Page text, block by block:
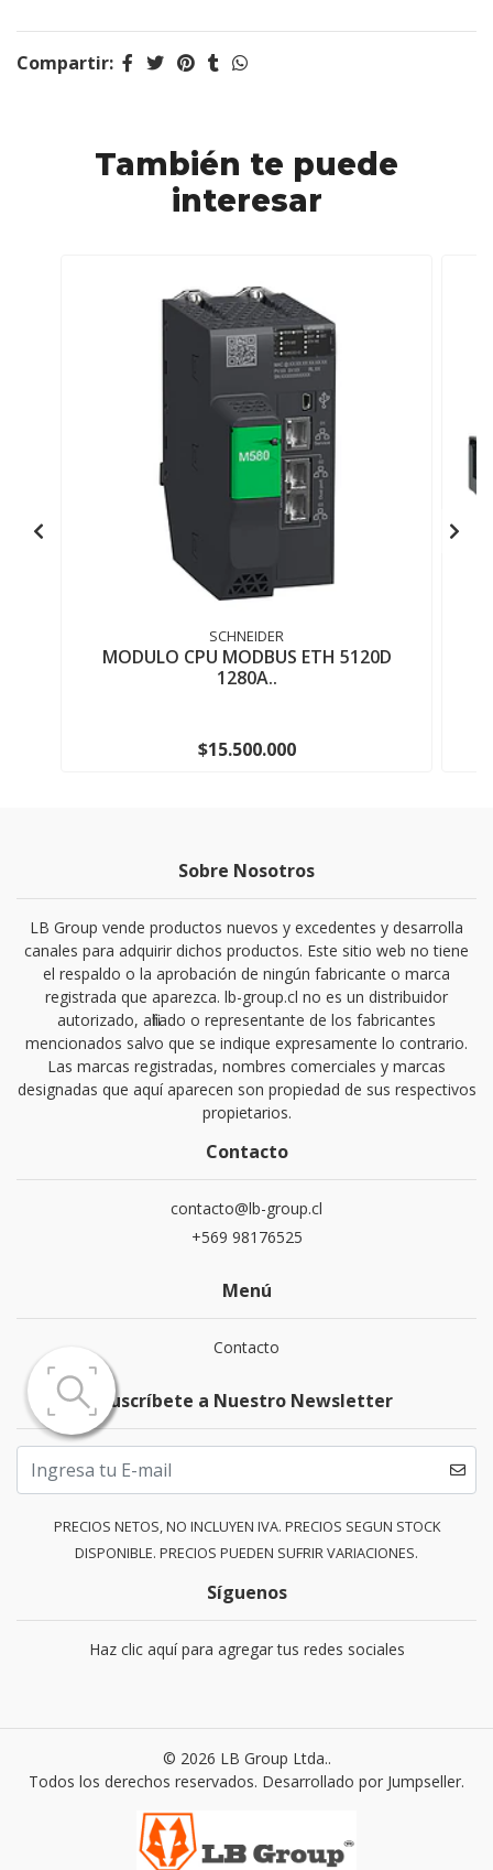
Compartir:
También te puede
interesar
SCHNEIDER
MODULO CPU MODBUS ETH 5120D
1280A..
$15.500.000
Sobre Nosotros
LB Group vende productos nuevos y excedentes y desarrolla
canales para adquirir dichos productos. Este sitio web no tiene
el respaldo o la aprobación de ningún fabricante o marca
registrada que aparezca. lb-group.cl no es un distribuidor
autorizado, afiliado o representante de los fabricantes
mencionados salvo que se indique expresamente lo contrario.
Las marcas registradas, nombres comerciales y marcas
designadas que aquí aparecen son propiedad de sus respectivos
propietarios.
Contacto
contacto@lb-group.cl
+569 98176525
Menú
Contacto
Suscríbete a Nuestro Newsletter
PRECIOS NETOS, NO INCLUYEN IVA. PRECIOS SEGUN STOCK
DISPONIBLE. PRECIOS PUEDEN SUFRIR VARIACIONES.
Síguenos
Haz clic aquí para agregar tus redes sociales
© 2026 LB Group Ltda..
Todos los derechos reservados. Desarrollado por Jumpseller.